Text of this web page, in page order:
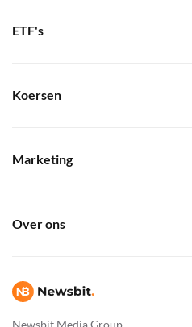
Newsbit Media Group
ETF's
Koersen
Marketing
Over ons